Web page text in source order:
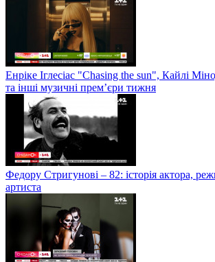
Енріке Іглесіас "Chasing the sun", Кайлі
та інші музичні прем’єри тижня
Федору Стригунові – 82: історія актора,
артиста